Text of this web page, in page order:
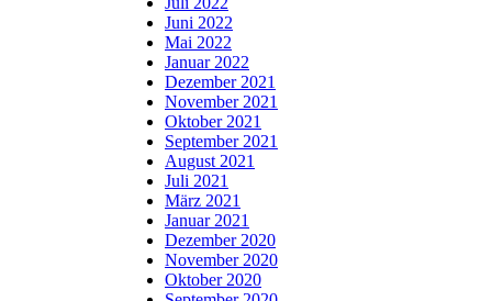
Juni 2022
Mai 2022
Januar 2022
Dezember 2021
November 2021
Oktober 2021
September 2021
August 2021
Juli 2021
März 2021
Januar 2021
Dezember 2020
November 2020
Oktober 2020